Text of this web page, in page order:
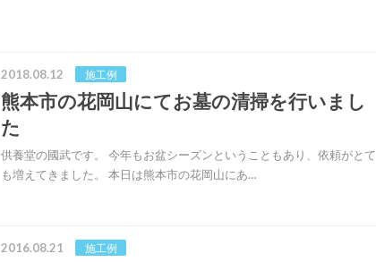
2018.08.12 施工例
熊本市の花岡山にてお墓の清掃を行いまし
た
供養堂の國武です。 今年もお盆シーズンということもあり、依頼がとて
も増えてきました。 本日は熊本市の花岡山にあ…
2016.08.21 施工例